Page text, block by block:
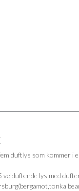
duftlys som kommer i
velduftende lys med